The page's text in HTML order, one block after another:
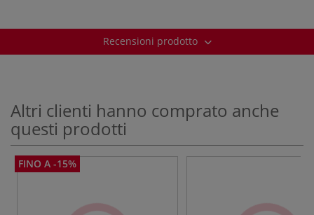
Recensioni prodotto
Altri clienti hanno comprato anche
questi prodotti
FINO A -15%